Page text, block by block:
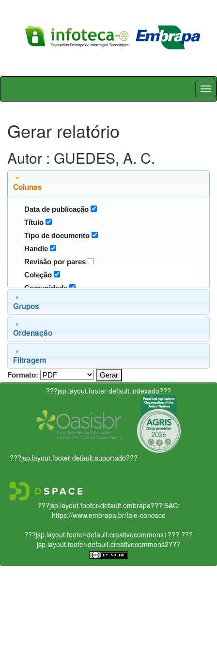
Skip
Gerar relatório
Autor : GUEDES, A. C.
Colunas
Data de publicação
Título
Tipo de documento
Handle
Revisão por pares
Coleção
Comunidade
Grupos
Ordenação
Filtragem
Formato:
???jsp.layout.footer-default.indexado???
???jsp.layout.footer-default.suportado???
???jsp.layout.footer-default.embrapa??? SAC:
https://www.embrapa.br/fale-conosco
???jsp.layout.footer-default.creativecommons1??? ???
jsp.layout.footer-default.creativecommons2???